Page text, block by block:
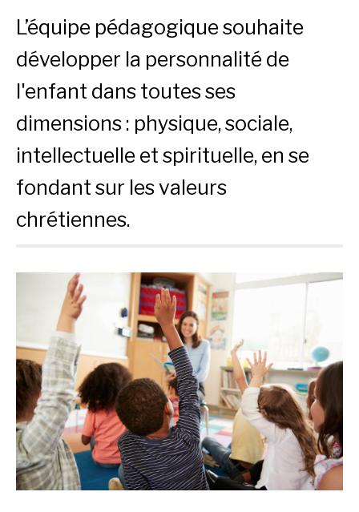
L’équipe pédagogique souhaite
développer la personnalité de
l'enfant dans toutes ses
dimensions : physique, sociale,
intellectuelle et spirituelle, en se
fondant sur les valeurs
chrétiennes.